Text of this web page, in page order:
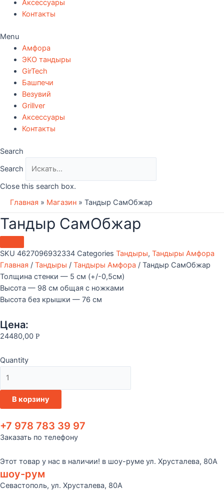
Аксессуары
Контакты
Menu
Амфора
ЭКО тандыры
GirTech
Башпечи
Везувий
Grillver
Аксессуары
Контакты
Search
Search
Close this search box.
Главная » Магазин » Тандыр СамОбжар
Тандыр СамОбжар
SKU 4627096932334 Categories Тандыры, Тандыры Амфора
Главная / Тандыры / Тандыры Амфора / Тандыр СамОбжар
Толщина стенки — 5 см (+/-0,5см)
Высота — 98 см общая с ножками
Высота без крышки — 76 см
Цена:
24480,00 Р
Quantity
товара
Тандыр
СамОбжар
В корзину
+7 978 783 39 97
Заказать по телефону
Этот товар у нас в наличии! в шоу-руме ул. Хрусталева, 80А
шоу-рум
Севастополь, ул. Хрусталева, 80А